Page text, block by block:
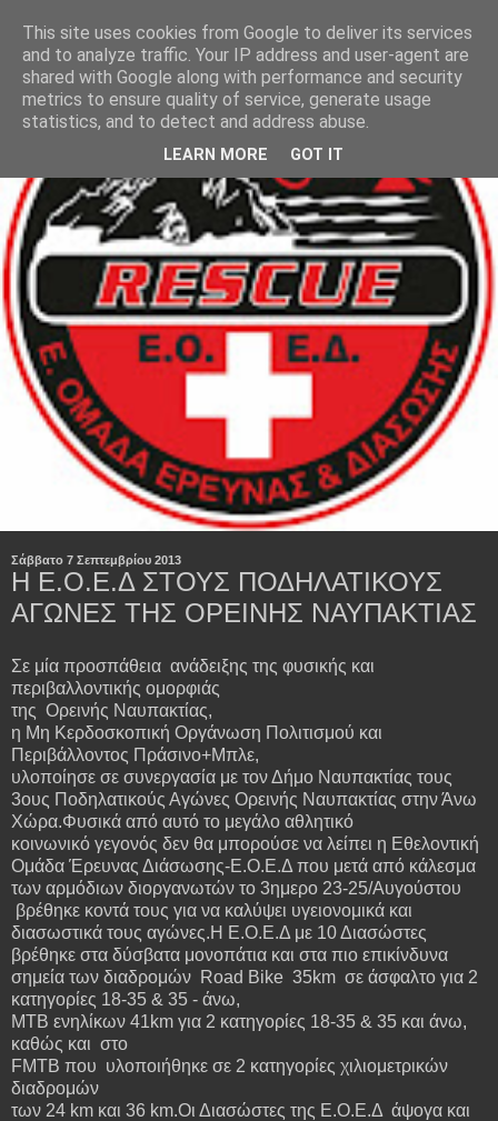
Σάββατο 7 Σεπτεμβρίου 2013
Η Ε.Ο.Ε.Δ ΣΤΟΥΣ ΠΟΔΗΛΑΤΙΚΟΥΣ
ΑΓΩΝΕΣ ΤΗΣ ΟΡΕΙΝΗΣ ΝΑΥΠΑΚΤΙΑΣ
Σε μία προσπάθεια ανάδειξης της φυσικής και
περιβαλλοντικής ομορφιάς
της Ορεινής Ναυπακτίας,
η Μη Κερδοσκοπική Οργάνωση Πολιτισμού και
Περιβάλλοντος Πράσινο+Μπλε,
υλοποίησε σε συνεργασία με τον Δήμο Ναυπακτίας τους
3ους Ποδηλατικούς Αγώνες Ορεινής Ναυπακτίας στην Άνω
Χώρα.Φυσικά από αυτό το μεγάλο αθλητικό
κοινωνικό γεγονός δεν θα μπορούσε να λείπει η Εθελοντική
Ομάδα Έρευνας Διάσωσης-Ε.Ο.Ε.Δ που μετά από κάλεσμα
των αρμόδιων διοργανωτών το 3ημερο 23-25/Αυγούστου
βρέθηκε κοντά τους για να καλύψει υγειονομικά και
διασωστικά τους αγώνες.Η Ε.Ο.Ε.Δ με 10 Διασώστες
βρέθηκε στα δύσβατα μονοπάτια και στα πιο επικίνδυνα
σημεία των διαδρομών Road Bike 35km σε άσφαλτο για 2
κατηγορίες 18-35 & 35 - άνω,
MTB ενηλίκων 41km για 2 κατηγορίες 18-35 & 35 και άνω,
καθώς και στο
FMTB που υλοποιήθηκε σε 2 κατηγορίες χιλιομετρικών
διαδρομών
των 24 km και 36 km.Οι Διασώστες της Ε.Ο.Ε.Δ άψογα και
This site uses cookies from Google to deliver its services
and to analyze traffic. Your IP address and user-agent are
shared with Google along with performance and security
metrics to ensure quality of service, generate usage
statistics, and to detect and address abuse.
LEARN MORE GOT IT